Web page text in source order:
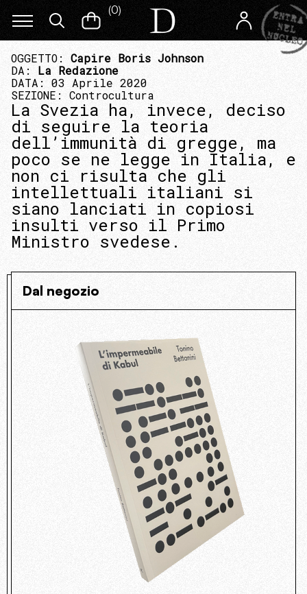
(0)
OGGETTO: Capire Boris Johnson
DA: La Redazione
DATA: 03 Aprile 2020
SEZIONE: Controcultura
La Svezia ha, invece, deciso
di seguire la teoria
dell’immunità di gregge, ma
poco se ne legge in Italia, e
non ci risulta che gli
intellettuali italiani si
siano lanciati in copiosi
insulti verso il Primo
Ministro svedese.
Dal negozio